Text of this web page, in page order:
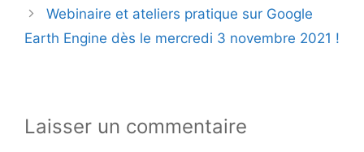
Webinaire et ateliers pratique sur Google
Earth Engine dès le mercredi 3 novembre 2021 !
Laisser un commentaire